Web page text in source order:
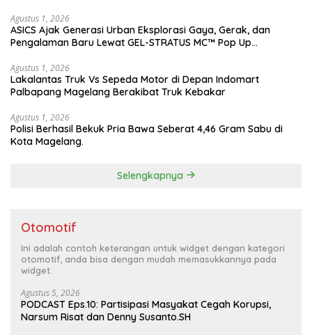
Agustus 1, 2026
ASICS Ajak Generasi Urban Eksplorasi Gaya, Gerak, dan
Pengalaman Baru Lewat GEL-STRATUS MC™ Pop Up
Agustus 1, 2026
Lakalantas Truk Vs Sepeda Motor di Depan Indomart
Palbapang Magelang Berakibat Truk Kebakar
Agustus 1, 2026
Polisi Berhasil Bekuk Pria Bawa Seberat 4,46 Gram Sabu di
Kota Magelang.
Selengkapnya
Otomotif
Ini adalah contoh keterangan untuk widget dengan kategori
otomotif, anda bisa dengan mudah memasukkannya pada
widget.
Agustus 5, 2026
PODCAST Eps.10: Partisipasi Masyakat Cegah Korupsi,
Narsum Risat dan Denny Susanto.SH